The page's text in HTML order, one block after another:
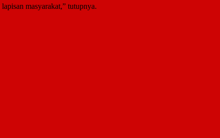
masyarakat,” tutupnya.